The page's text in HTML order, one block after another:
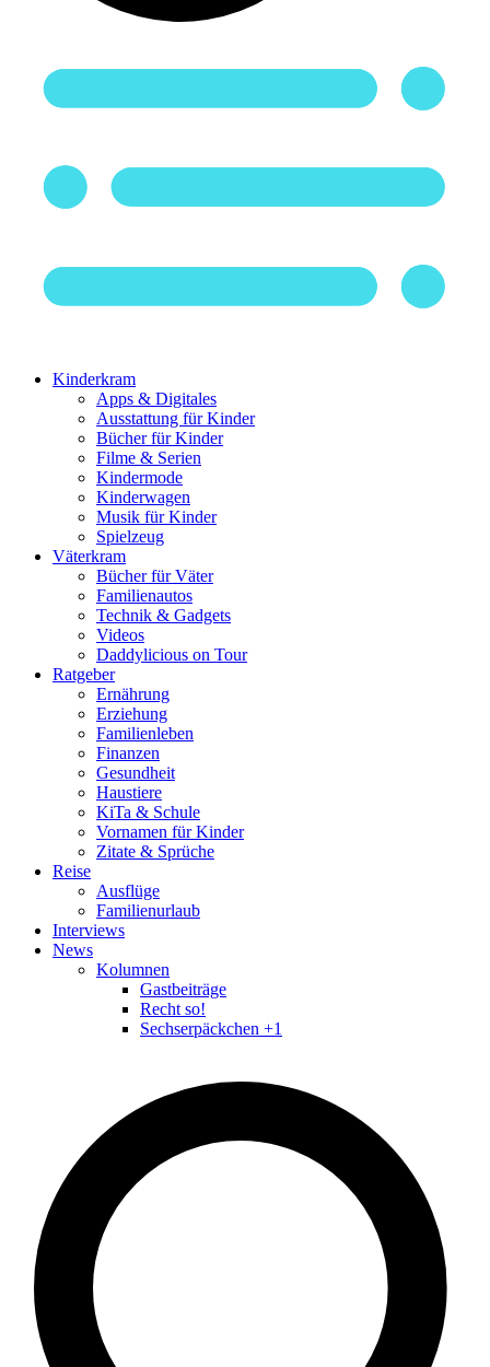
Kinderkram
Apps & Digitales
Ausstattung für Kinder
Bücher für Kinder
Filme & Serien
Kindermode
Kinderwagen
Musik für Kinder
Spielzeug
Väterkram
Bücher für Väter
Familienautos
Technik & Gadgets
Videos
Daddylicious on Tour
Ratgeber
Ernährung
Erziehung
Familienleben
Finanzen
Gesundheit
Haustiere
KiTa & Schule
Vornamen für Kinder
Zitate & Sprüche
Reise
Ausflüge
Familienurlaub
Interviews
News
Kolumnen
Gastbeiträge
Recht so!
Sechserpäckchen +1